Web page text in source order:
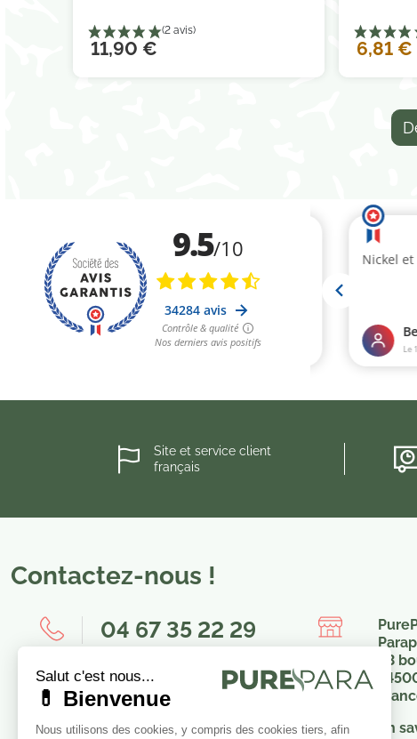
11,90 € 6,81 €
Site et service client
français
Contactez-nous !
04 67 35 22 29
Nous envoyer un message
23
En